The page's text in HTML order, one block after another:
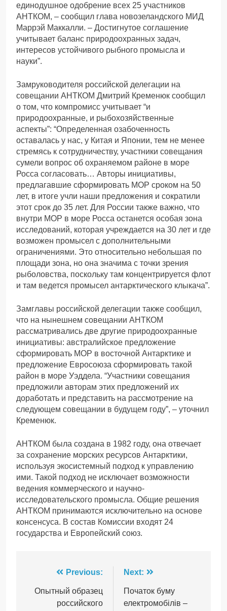
единодушное одобрение всех 25 участников
АНТКОМ, – сообщил глава новозеландского МИД
Маррэй Маккалли. – Достигнутое соглашение
учитывает баланс природоохранных задач,
интересов устойчивого рыбного промысла и
науки”.
Замруководителя российской делегации на
совещании АНТКОМ Дмитрий Кременюк сообщил
о том, что компромисс учитывает “и
природоохранные, и рыбохозяйственные
аспекты”: “Определенная озабоченность
оставалась у нас, у Китая и Японии, тем не менее
стремясь к сотрудничеству, участники совещания
сумели вопрос об охраняемом районе в море
Росса согласовать… Авторы инициативы,
предлагавшие сформировать МОР сроком на 50
лет, в итоге учли наши предложения и сократили
этот срок до 35 лет. Для России также важно, что
внутри МОР в море Росса останется особая зона
исследований, которая учреждается на 30 лет и где
возможен промысел с дополнительными
ограничениями. Это относительно небольшая по
площади зона, но она значима с точки зрения
рыболовства, поскольку там концентрируется флот
и там ведется промысел антарктического клыкача”.
Замглавы российской делегации также сообщил,
что на нынешнем совещании АНТКОМ
рассматривались две другие природоохранные
инициативы: австралийское предложение
сформировать МОР в восточной Антарктике и
предложение Евросоюза сформировать такой
район в море Уэддела. “Участники совещания
предложили авторам этих предложений их
доработать и представить на рассмотрение на
следующем совещании в будущем году”, – уточнил
Кременюк.
АНТКОМ была создана в 1982 году, она отвечает
за сохранение морских ресурсов Антарктики,
используя экосистемный подход к управлению
ими. Такой подход не исключает возможности
ведения коммерческого и научно-
исследовательского промысла. Общие решения
АНТКОМ принимаются исключительно на основе
консенсуса. В состав Комиссии входят 24
государства и Европейский союз.
Навігація
записів
Previous:
Опытный образец
российского
Next:
Початок буму
електромобілів –